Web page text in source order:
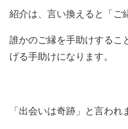
紹介は、言い換えると「ご
誰かのご縁を手助けするこ
げる手助けになります。
「出会いは奇跡」と言われ